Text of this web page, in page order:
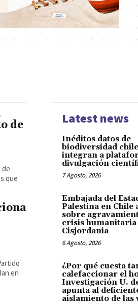
de
de
que
en
Latest news
Inéditos datos de
biodiversidad
integran a
divulgación
7 Agosto, 2026
Embajada del
Palestina en Chile
sobre
crisis humanitaria
Cisjordania
6 Agosto, 2026
¿Por qué cuesta
calefaccionar el
Investigación U.
apunta al
aislamiento de las